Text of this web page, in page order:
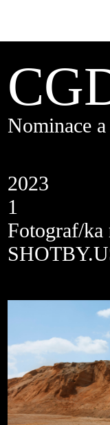
Nominace
2023
1
Fotograf/ka